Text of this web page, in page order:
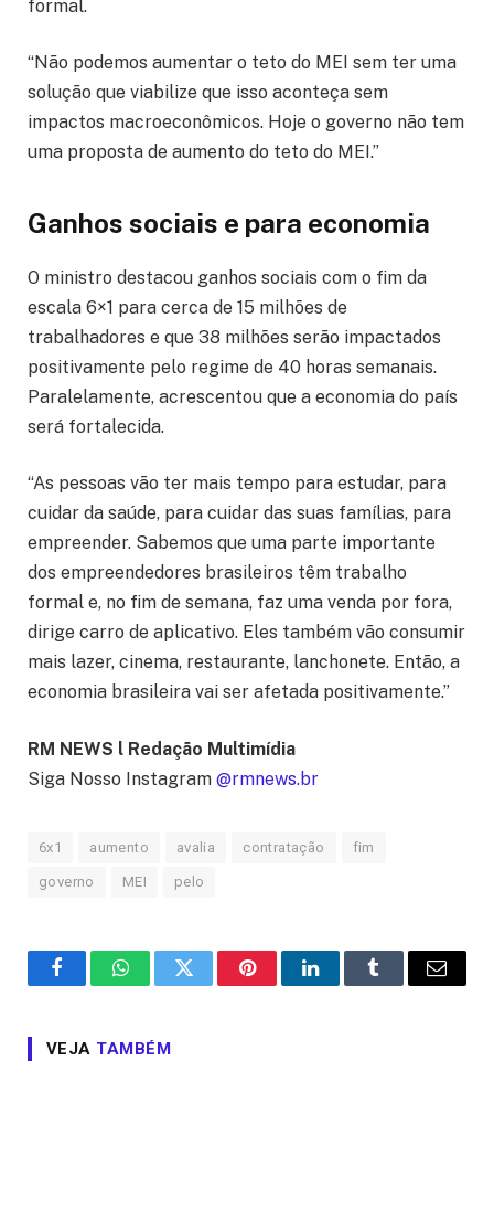
formal.
“Não podemos aumentar o teto do MEI sem ter uma
solução que viabilize que isso aconteça sem
impactos macroeconômicos. Hoje o governo não tem
uma proposta de aumento do teto do MEI.”
Ganhos sociais e para economia
O ministro destacou ganhos sociais com o fim da
escala 6×1 para cerca de 15 milhões de
trabalhadores e que 38 milhões serão impactados
positivamente pelo regime de 40 horas semanais.
Paralelamente, acrescentou que a economia do país
será fortalecida.
“As pessoas vão ter mais tempo para estudar, para
cuidar da saúde, para cuidar das suas famílias, para
empreender. Sabemos que uma parte importante
dos empreendedores brasileiros têm trabalho
formal e, no fim de semana, faz uma venda por fora,
dirige carro de aplicativo. Eles também vão consumir
mais lazer, cinema, restaurante, lanchonete. Então, a
economia brasileira vai ser afetada positivamente.”
RM NEWS l Redação Multimídia
Siga Nosso Instagram @rmnews.br
6x1 aumento avalia contratação fim
governo MEI pelo
FacebookWhatsAppTwitter PinterestLinkedInTumblr Email
VEJA TAMBÉM